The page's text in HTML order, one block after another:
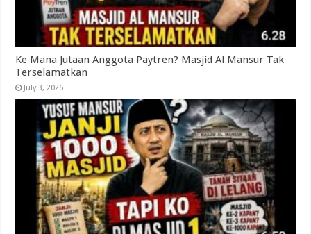
Ke Mana Jutaan Anggota Paytren? Masjid Al Mansur Tak
Terselamatkan
July 3, 2026